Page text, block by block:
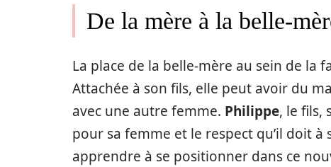
De la mère à la belle-
La place de la belle-mère au sein de la
Attachée à son fils, elle peut avoir du
avec une autre femme. Philippe, le fils,
pour sa femme et le respect qu’il doit à
apprendre à se positionner dans ce